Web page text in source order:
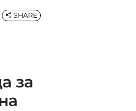
за
SHARE